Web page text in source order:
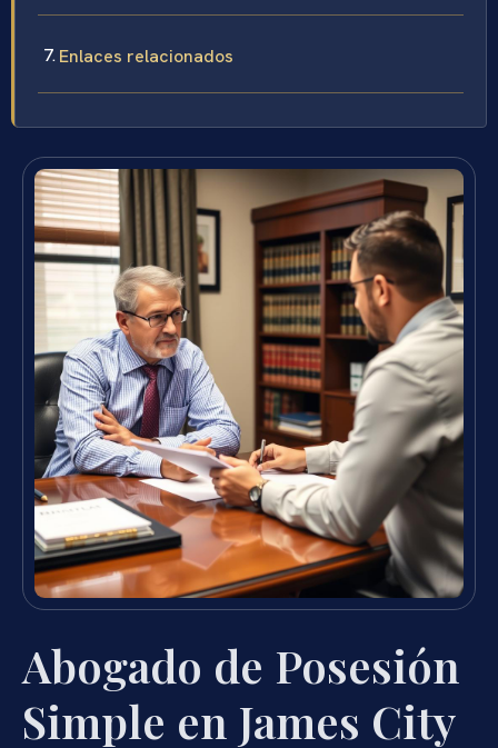
Enlaces relacionados
Abogado de Posesión
Simple en James City